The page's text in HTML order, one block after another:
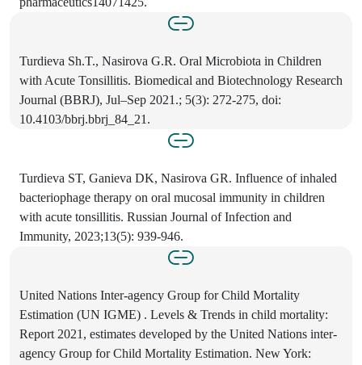
Turdieva Sh.T., Nasirova G.R. Oral Microbiota in Children
with Acute Tonsillitis. Biomedical and Biotechnology Research
Journal (BBRJ), Jul–Sep 2021.; 5(3): 272-275, doi:
10.4103/bbrj.bbrj_84_21.
Turdieva ST, Ganieva DK, Nasirova GR. Influence of inhaled
bacteriophage therapy on oral mucosal immunity in children
with acute tonsillitis. Russian Journal of Infection and
Immunity, 2023;13(5): 939-946.
United Nations Inter-agency Group for Child Mortality
Estimation (UN IGME) . Levels & Trends in child mortality:
Report 2021, estimates developed by the United Nations inter-
agency Group for Child Mortality Estimation. New York: